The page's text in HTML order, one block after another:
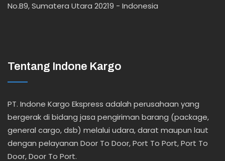
No.B9, Sumatera Utara 20219 - Indonesia
Tentang Indone Kargo
PT. Indone Kargo Ekspress adalah perusahaan yang
bergerak di bidang jasa pengiriman barang (package,
general cargo, dsb) melalui udara, darat maupun laut
dengan pelayanan Door To Door, Port To Port, Port To
Door, Door To Port.